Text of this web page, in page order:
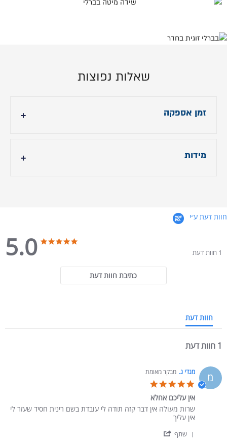
שאלות נפוצות
זמן אספקה
מידות
ראש המיטה תוספת 25 ס״מ
- גובה כ- 48 ס"מ
חוות דעת ע״י
5.0
5.0 star rating
1 חוות דעת
כתיבת חוות דעת
חוות דעת
1 חוות דעת
מ מגדי ג. מבקר מאומת
אין עליכם אחלא
Review by מגדי ג. on 8 Jun 2026
review stating אין עליכם אחלא
שרות מעולה אין דבר קזה תודה לי עובדת בשם רינית חסיד שעזר לי
אין עליך
שתף